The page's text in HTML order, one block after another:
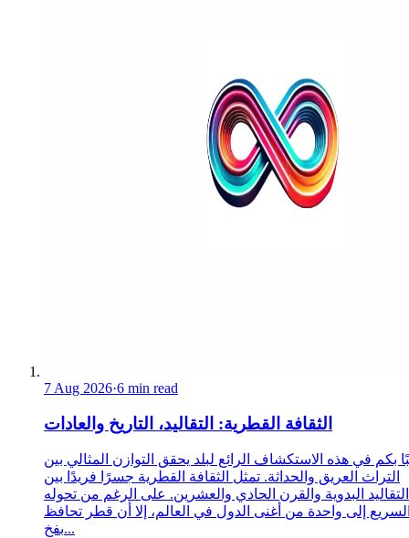
7 Aug 2026·6 min read
الثقافة القطرية: التقاليد، التاريخ والعادات
بكم في هذه الاستكشاف الرائع لبلد يحقق التوازن المثالي بين
التراث العريق والحداثة. تمثل الثقافة القطرية جسرًا فريدًا بين
التقاليد البدوية والقرن الحادي والعشرين. على الرغم من تحوله
إلى واحدة من أغنى الدول في العالم، إلا أن قطر تحافظ
بفخ...